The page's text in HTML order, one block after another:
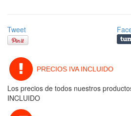
Tweet
PRECIOS IVA INCLUIDO
Los precios de todos nuestros
INCLUIDO